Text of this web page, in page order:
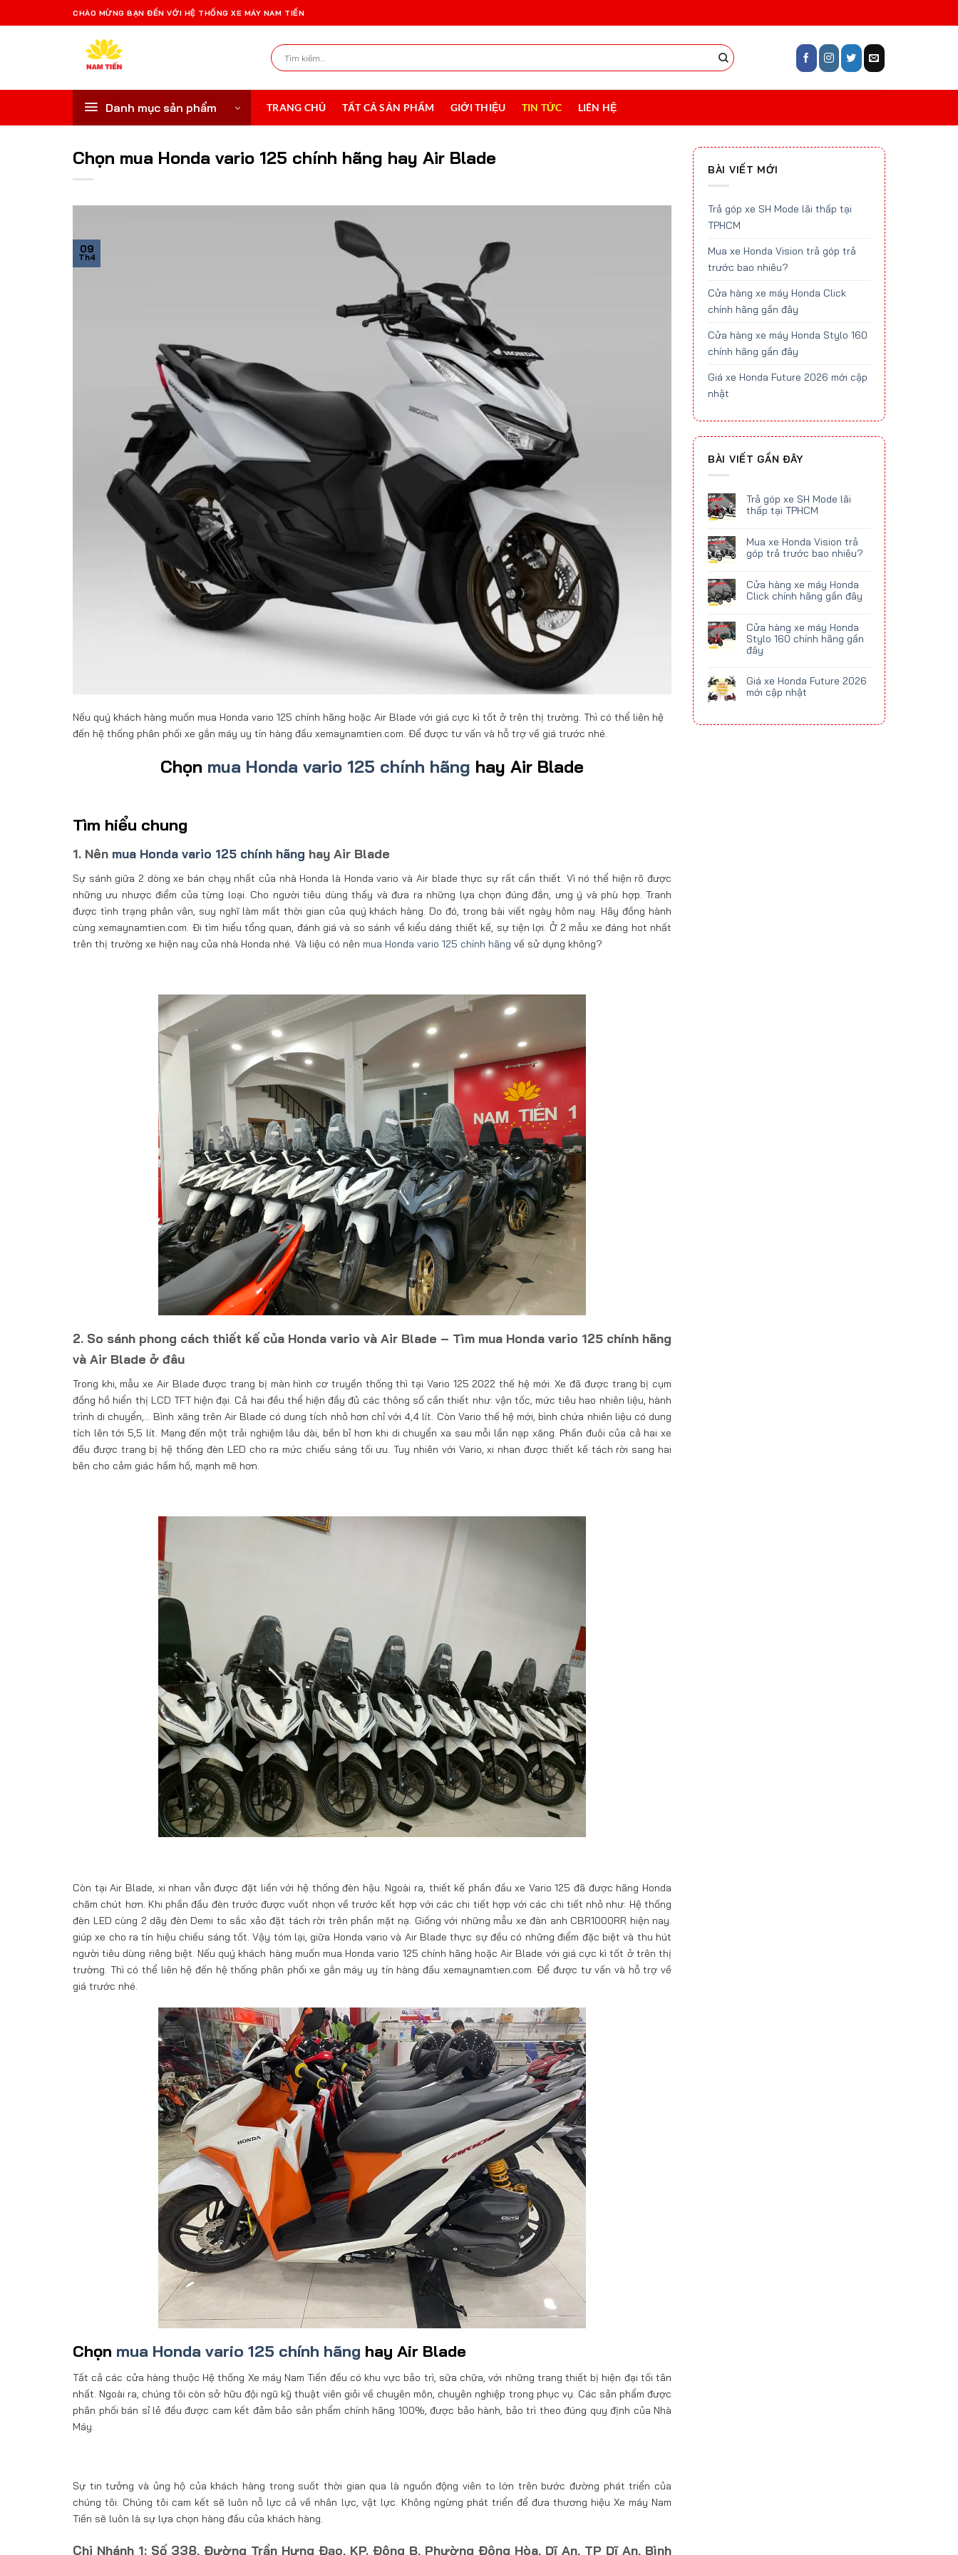
qua
CHÀO MỪNG BẠN ĐẾN VỚI HỆ THỐNG XE MÁY NAM TIẾN
Tìm
kiếm:
Danh mục sản phẩm TRANG CHỦ TẤT CẢ SẢN PHẨM GIỚI THIỆU TIN TỨC LIÊN HỆ
Chọn mua Honda vario 125 chính hãng hay Air Blade
09
Th4
Nếu quý khách hàng muốn mua Honda vario 125 chính hãng hoặc Air Blade với giá cực kì tốt ở trên thị trường. Thì có thể liên hệ
đến hệ thống phân phối xe gắn máy uy tín hàng đầu xemaynamtien.com. Để được tư vấn và hỗ trợ về giá trước nhé.
Chọn mua Honda vario 125 chính hãng hay Air Blade
Tìm hiểu chung
1. Nên mua Honda vario 125 chính hãng hay Air Blade
Sự sánh giữa 2 dòng xe bán chạy nhất của nhà Honda là Honda vario và Air blade thực sự rất cần thiết. Vì nó thể hiện rõ được
những ưu nhược điểm của từng loại. Cho người tiêu dùng thấy và đưa ra những lựa chọn đúng đắn, ưng ý và phù hợp. Tranh
được tình trạng phân vân, suy nghĩ làm mất thời gian của quý khách hàng. Do đó, trong bài viết ngày hôm nay. Hãy đồng hành
cùng xemaynamtien.com. Đi tìm hiểu tổng quan, đánh giá và so sánh về kiểu dáng thiết kế, sự tiện lợi. Ở 2 mẫu xe đáng hot nhất
trên thị trường xe hiện nay của nhà Honda nhé. Và liệu có nên mua Honda vario 125 chính hãng về sử dụng không?
2. So sánh phong cách thiết kế của Honda vario và Air Blade – Tìm mua Honda vario 125 chính hãng
và Air Blade ở đâu
Trong khi, mẫu xe Air Blade được trang bị màn hình cơ truyền thống thì tại Vario 125 2022 thế hệ mới. Xe đã được trang bị cụm
đồng hồ hiển thị LCD TFT hiện đại. Cả hai đều thể hiện đầy đủ các thông số cần thiết như: vận tốc, mức tiêu hao nhiên liệu, hành
trình di chuyển,… Bình xăng trên Air Blade có dung tích nhỏ hơn chỉ với 4,4 lít. Còn Vario thế hệ mới, bình chứa nhiên liệu có dung
tích lên tới 5,5 lít. Mang đến một trải nghiệm lâu dài, bền bỉ hơn khi di chuyển xa sau mỗi lần nạp xăng. Phần đuôi của cả hai xe
đều được trang bị hệ thống đèn LED cho ra mức chiếu sáng tối ưu. Tuy nhiên với Vario, xi nhan được thiết kế tách rời sang hai
bên cho cảm giác hầm hố, mạnh mẽ hơn.
Còn tại Air Blade, xi nhan vẫn được đặt liền với hệ thống đèn hậu. Ngoài ra, thiết kế phần đầu xe Vario 125 đã được hãng Honda
chăm chút hơn. Khi phần đầu đèn trước được vuốt nhọn về trước kết hợp với các chi tiết hợp với các chi tiết nhỏ như: Hệ thống
đèn LED cùng 2 dãy đèn Demi to sắc xảo đặt tách rời trên phần mặt nạ. Giống với những mẫu xe đàn anh CBR1000RR hiện nay.
giúp xe cho ra tín hiệu chiếu sáng tốt. Vậy tóm lại, giữa Honda vario và Air Blade thực sự đều có những điểm đặc biệt và thu hút
người tiêu dùng riêng biệt. Nếu quý khách hàng muốn mua Honda vario 125 chính hãng hoặc Air Blade với giá cực kì tốt ở trên thị
trường. Thì có thể liên hệ đến hệ thống phân phối xe gắn máy uy tín hàng đầu xemaynamtien.com. Để được tư vấn và hỗ trợ về
giá trước nhé.
Chọn mua Honda vario 125 chính hãng hay Air Blade
Tất cả các cửa hàng thuộc Hệ thống Xe máy Nam Tiến đều có khu vực bảo trì, sữa chữa, với những trang thiết bị hiện đại tối tân
nhất. Ngoài ra, chúng tôi còn sở hữu đội ngũ kỹ thuật viên giỏi về chuyên môn, chuyên nghiệp trong phục vụ. Các sản phẩm được
phân phối bán sỉ lẻ đều được cam kết đảm bảo sản phẩm chính hãng 100%, được bảo hành, bảo trì theo đúng quy định của Nhà
Máy.
Sự tin tưởng và ủng hộ của khách hàng trong suốt thời gian qua là nguồn động viên to lớn trên bước đường phát triển của
chúng tôi. Chúng tôi cam kết sẽ luôn nỗ lực cả về nhân lực, vật lực. Không ngừng phát triển để đưa thương hiệu Xe máy Nam
Tiến sẽ luôn là sự lựa chọn hàng đầu của khách hàng.
Chi Nhánh 1: Số 338, Đường Trần Hưng Đạo, KP. Đông B, Phường Đông Hòa, Dĩ An, TP Dĩ An, Bình
BÀI VIẾT MỚI
Trả góp xe SH Mode lãi thấp tại
TPHCM
Mua xe Honda Vision trả góp trả
trước bao nhiêu?
Cửa hàng xe máy Honda Click
chính hãng gần đây
Cửa hàng xe máy Honda Stylo 160
chính hãng gần đây
Giá xe Honda Future 2026 mới cập
nhật
BÀI VIẾT GẦN ĐÂY
Trả góp xe SH Mode lãi
thấp tại TPHCM
Mua xe Honda Vision trả
góp trả trước bao nhiêu?
Cửa hàng xe máy Honda
Click chính hãng gần đây
Cửa hàng xe máy Honda
Stylo 160 chính hãng gần
đây
Giá xe Honda Future 2026
mới cập nhật